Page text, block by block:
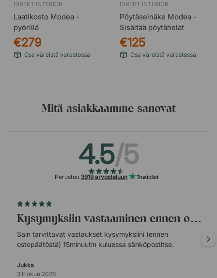
DIREKT INTERIÖR
Laatikosto Modea -
pyörillä
€279
Osa väreistä varastossa
DIREKT INTERIÖR
Pöytäseinäke Modea -
Sisältää pöytähelat
€125
Osa väreistä varastossa
Mitä asiakkaamme sanovat
4.5/5
Perustuu 3919 arvosteluun
Kysymyksiin vastaaminen ennen ostopäätöstä.
Sain tarvittavat vastaukset kysymyksiini (ennen
ostopäätöstä) 15minuutin kuluessa sähköpostitse.
Jukka
3 Elokuu 2026